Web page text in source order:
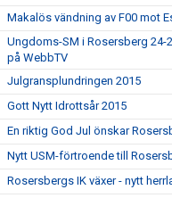
Makalös vändning av F00 mot
Ungdoms-SM i Rosersberg 24-
på WebbTV
Julgransplundringen 2015
Gott Nytt Idrottsår 2015
En riktig God Jul önskar
Nytt USM-förtroende till
Rosersbergs IK växer - nytt